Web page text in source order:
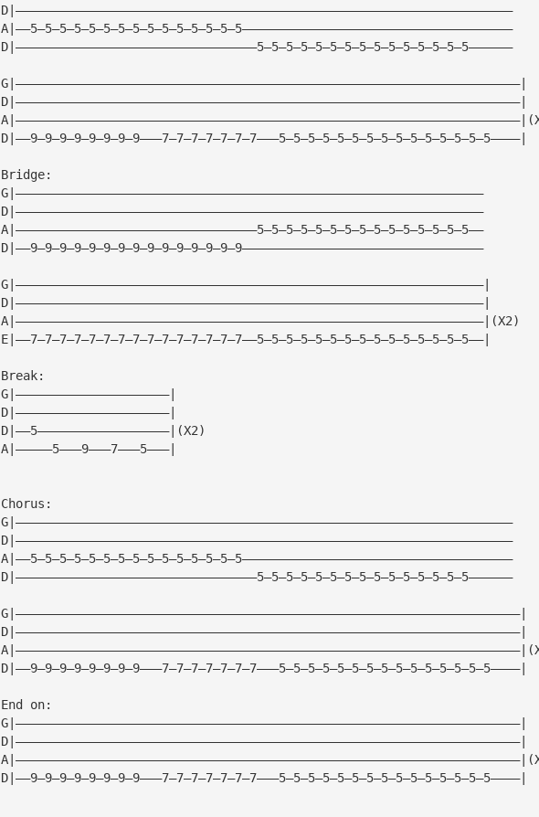
D|————————————————————————————————————————————————————————————————————
A|——5—5—5—5—5—5—5—5—5—5—5—5—5—5—5—————————————————————————————————————
D|—————————————————————————————————5—5—5—5—5—5—5—5—5—5—5—5—5—5—5——————
G|—————————————————————————————————————————————————————————————————————|
D|—————————————————————————————————————————————————————————————————————|
D|——9—9—9—9—9—9—9—9———7—7—7—7—7—7—7———5—5—5—5—5—5—5—5—5—5—5—5—5—5—5————|
Bridge:
G|————————————————————————————————————————————————————————————————
D|————————————————————————————————————————————————————————————————
A|—————————————————————————————————5—5—5—5—5—5—5—5—5—5—5—5—5—5—5——
D|——9—9—9—9—9—9—9—9—9—9—9—9—9—9—9—————————————————————————————————
G|————————————————————————————————————————————————————————————————|
D|————————————————————————————————————————————————————————————————|
A|————————————————————————————————————————————————————————————————|(X2)
E|——7—7—7—7—7—7—7—7—7—7—7—7—7—7—7——5—5—5—5—5—5—5—5—5—5—5—5—5—5—5——|
Break:
G|—————————————————————|
D|—————————————————————|
D|——5——————————————————|(X2)
A|—————5———9———7———5———|
Chorus:
G|————————————————————————————————————————————————————————————————————
D|————————————————————————————————————————————————————————————————————
A|——5—5—5—5—5—5—5—5—5—5—5—5—5—5—5—————————————————————————————————————
D|—————————————————————————————————5—5—5—5—5—5—5—5—5—5—5—5—5—5—5——————
G|—————————————————————————————————————————————————————————————————————|
D|—————————————————————————————————————————————————————————————————————|
D|——9—9—9—9—9—9—9—9———7—7—7—7—7—7—7———5—5—5—5—5—5—5—5—5—5—5—5—5—5—5————|
End on:
G|—————————————————————————————————————————————————————————————————————|
D|—————————————————————————————————————————————————————————————————————|
D|——9—9—9—9—9—9—9—9———7—7—7—7—7—7—7———5—5—5—5—5—5—5—5—5—5—5—5—5—5—5————|